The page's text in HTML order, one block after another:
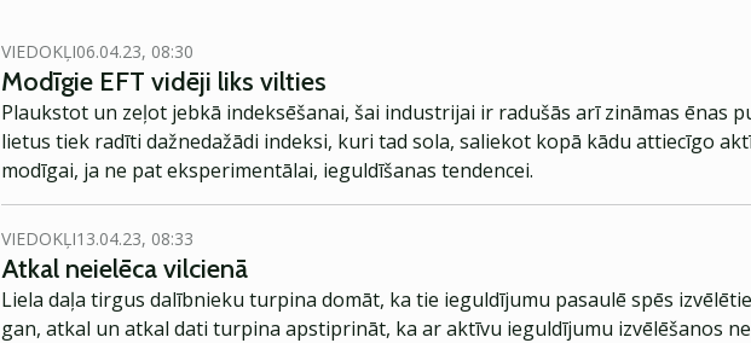
VIEDOKĻI06.04.23, 08:30
Modīgie EFT vidēji liks vilties
Plaukstot un zeļot jebkā indeksēšanai, šai industrijai ir radušās arī zināmas ēnas
lietus tiek radīti dažnedažādi indeksi, kuri tad sola, saliekot kopā kādu attiecīgo
modīgai, ja ne pat eksperimentālai, ieguldīšanas tendencei.
VIEDOKĻI13.04.23, 08:33
Atkal neielēca vilcienā
Liela daļa tirgus dalībnieku turpina domāt, ka tie ieguldījumu pasaulē spēs
gan, atkal un atkal dati turpina apstiprināt, ka ar aktīvu ieguldījumu izvēlēšanos